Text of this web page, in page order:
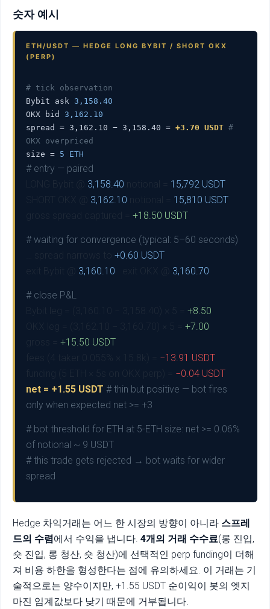
숫자 예시
ETH/USDT — HEDGE LONG BYBIT / SHORT OKX
(PERP)
# tick observation
Bybit ask 3,158.40
OKX bid 3,162.10
spread = 3,162.10 − 3,158.40 = +3.70 USDT #
OKX overpriced
size = 5 ETH
# entry — paired
3,158.40
15,792 USDT
3,162.10
15,810 USDT
+18.50 USDT
# waiting for convergence (typical: 5–60 seconds)
+0.60 USDT
3,160.10 3,160.70
# close P&L
+8.50
+7.00
+15.50 USDT
−13.91 USDT
−0.04 USDT
net = +1.55 USDT # thin but positive — bot fires
only when expected net >= +3
# bot threshold for ETH at 5-ETH size: net >= 0.06%
of notional ~ 9 USDT
# this trade gets rejected → bot waits for wider
spread
Hedge 차익거래는 어느 한 시장의 방향이 아니라 스프레
드의 수렴에서 수익을 냅니다. 4개의 거래 수수료(롱 진입,
숏 진입, 롱 청산, 숏 청산)에 선택적인 perp funding이 더해
져 비용 하한을 형성한다는 점에 유의하세요. 이 거래는 기
술적으로는 양수이지만, +1.55 USDT 순이익이 봇의 엣지
마진 임계값보다 낮기 때문에 거부됩니다.